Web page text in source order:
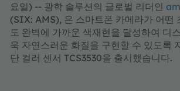
요일) -- 광학 솔루션의 글로벌 리더인
(SIX: AMS), 은 스마트폰 카메라가 어떤
도 완벽에 가까운 색재현을 달성하여 디
욱 자연스러운 화질을 구현할 수 있도록
단 컬러 센서 TCS3530을 출시했습니다.